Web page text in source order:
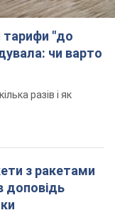
тарифи "до
чи варто
разів і як
з ракетами
доповідь